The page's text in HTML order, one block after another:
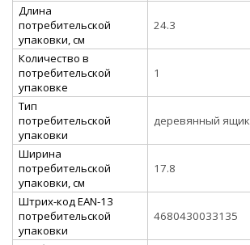
Длина
потребительской
упаковки, см
24.3
Количество в
потребительской
упаковке
1
Тип
потребительской
упаковки
деревянный ящик
Ширина
потребительской
упаковки, см
17.8
Штрих-код EAN-13
потребительской
упаковки
4680430033135